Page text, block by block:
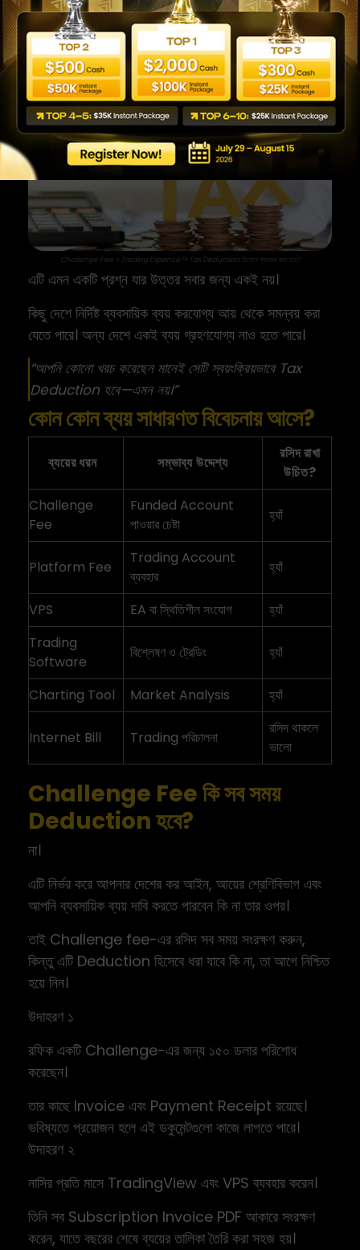
Trading Expense কি Tax
Deduction হিসেবে ব্যবহার করা
যায়?
Challenge Fee ও Trading Expense কি Tax Deduction হিসেবে ব্যবহার করা যায়?
এটি এমন একটি প্রশ্ন যার উত্তর সবার জন্য একই নয়।
কিছু দেশে নির্দিষ্ট ব্যবসায়িক ব্যয় করযোগ্য আয় থেকে সমন্বয় করা
যেতে পারে। অন্য দেশে একই ব্যয় গ্রহণযোগ্য নাও হতে পারে।
“আপনি কোনো খরচ করেছেন মানেই সেটি স্বয়ংক্রিয়ভাবে Tax
Deduction হবে—এমন নয়।”
কোন কোন ব্যয় সাধারণত বিবেচনায় আসে?
ব্যয়ের ধরন সম্ভাব্য উদ্দেশ্য
রসিদ রাখা
উচিত?
Challenge
Fee
Funded Account
পাওয়ার চেষ্টা
হ্যাঁ
Platform Fee
Trading Account
ব্যবহার
হ্যাঁ
VPS EA বা স্থিতিশীল সংযোগ
হ্যাঁ
Trading
Software
বিশ্লেষণ ও ট্রেডিং হ্যাঁ
Charting Tool Market Analysis হ্যাঁ
Internet Bill Trading পরিচালনা
রসিদ থাকলে
ভালো
Challenge Fee কি সব সময়
Deduction হবে?
না।
এটি নির্ভর করে আপনার দেশের কর আইন, আয়ের শ্রেণিবিভাগ এবং
আপনি ব্যবসায়িক ব্যয় দাবি করতে পারবেন কি না তার ওপর।
তাই Challenge fee-এর রসিদ সব সময় সংরক্ষণ করুন,
কিন্তু এটি Deduction হিসেবে ধরা যাবে কি না, তা আগে নিশ্চিত
হয়ে নিন।
উদাহরণ ১
রফিক একটি Challenge-এর জন্য ১৫০ ডলার পরিশোধ
করেছেন।
তার কাছে Invoice এবং Payment Receipt রয়েছে।
ভবিষ্যতে প্রয়োজন হলে এই ডকুমেন্টগুলো কাজে লাগতে পারে।
উদাহরণ ২
নাসির প্রতি মাসে TradingView এবং VPS ব্যবহার করেন।
তিনি সব Subscription Invoice PDF আকারে সংরক্ষণ
করেন, যাতে বছরের শেষে ব্যয়ের তালিকা তৈরি করা সহজ হয়।